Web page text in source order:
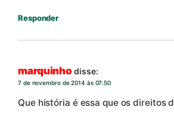
Responder
marquinho disse:
7 de novembro de 2014 às 07:50
Que história é essa que os direitos